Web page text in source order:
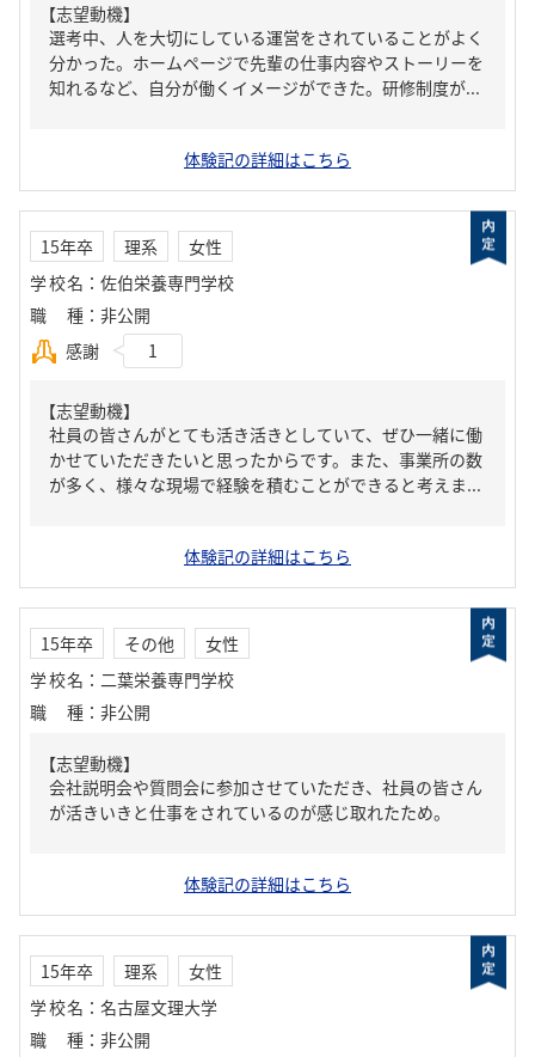
【志望動機】
選考中、人を大切にしている運営をされていることがよく
分かった。ホームページで先輩の仕事内容やストーリーを
知れるなど、自分が働くイメージができた。研修制度が...
体験記の詳細はこちら
15年卒 理系
女性
学校名 ： 佐伯栄養専門学校
職種 ： 非公開
感謝
1
【志望動機】
社員の皆さんがとても活き活きとしていて、ぜひ一緒に働
かせていただきたいと思ったからです。また、事業所の数
が多く、様々な現場で経験を積むことができると考えま...
体験記の詳細はこちら
15年卒 その他
女性
学校名 ： 二葉栄養専門学校
職種 ： 非公開
【志望動機】
会社説明会や質問会に参加させていただき、社員の皆さん
が活きいきと仕事をされているのが感じ取れたため。
体験記の詳細はこちら
15年卒 理系
女性
学校名 ： 名古屋文理大学
職種 ： 非公開